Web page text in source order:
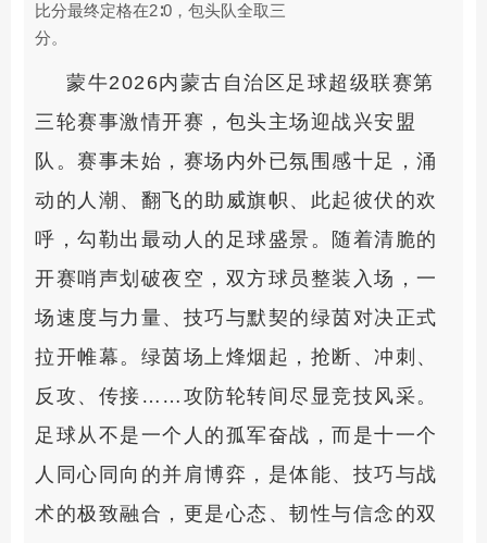
比分最终定格在2∶0，包头队全取三
分。
蒙牛2026内蒙古自治区足球超级联赛第
三轮赛事激情开赛，包头主场迎战兴安盟
队。赛事未始，赛场内外已氛围感十足，涌
动的人潮、翻飞的助威旗帜、此起彼伏的欢
呼，勾勒出最动人的足球盛景。随着清脆的
开赛哨声划破夜空，双方球员整装入场，一
场速度与力量、技巧与默契的绿茵对决正式
拉开帷幕。绿茵场上烽烟起，抢断、冲刺、
反攻、传接……攻防轮转间尽显竞技风采。
足球从不是一个人的孤军奋战，而是十一个
人同心同向的并肩博弈，是体能、技巧与战
术的极致融合，更是心态、韧性与信念的双